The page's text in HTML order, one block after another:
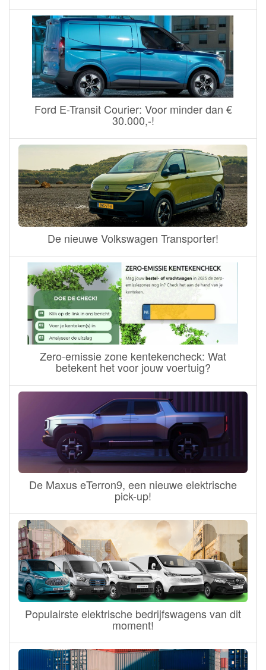
Ford E-Transit Courier: Voor minder dan €
30.000,-!
De nieuwe Volkswagen Transporter!
Zero-emissie zone kentekencheck: Wat
betekent het voor jouw voertuig?
De Maxus eTerron9, een nieuwe elektrische
pick-up!
Populairste elektrische bedrijfswagens van dit
moment!